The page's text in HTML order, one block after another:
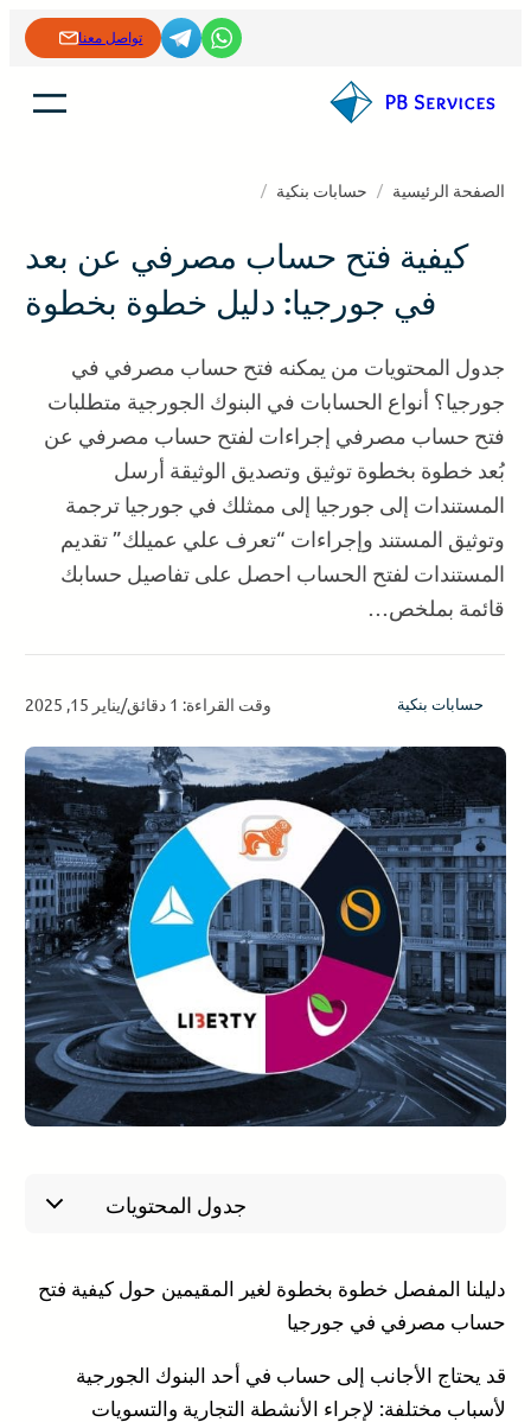
المحتوى
تواصل معنا
الصفحة الرئيسية حسابات بنكية
كيفية فتح حساب مصرفي عن بعد
في جورجيا: دليل خطوة بخطوة
جدول المحتويات من يمكنه فتح حساب مصرفي في
جورجيا؟ أنواع الحسابات في البنوك الجورجية متطلبات
فتح حساب مصرفي إجراءات لفتح حساب مصرفي عن
بُعد خطوة بخطوة توثيق وتصديق الوثيقة أرسل
المستندات إلى جورجيا إلى ممثلك في جورجيا ترجمة
وتوثيق المستند وإجراءات “تعرف علي عميلك” تقديم
المستندات لفتح الحساب احصل على تفاصيل حسابك
قائمة بملخص…
حسابات بنكية وقت القراءة: 1 دقائق / يناير 15, 2025
جدول المحتويات
أنواع الحسابات في البنوك الجورجية
متطلبات فتح حساب مصرفي
إجراءات لفتح حساب مصرفي عن بُعد خطوة بخطوة
توثيق وتصديق الوثيقة
أرسل المستندات إلى جورجيا إلى ممثلك في جورجيا
دليلنا المفصل خطوة بخطوة لغير المقيمين حول كيفية فتح
حساب مصرفي في جورجيا
قد يحتاج الأجانب إلى حساب في أحد البنوك الجورجية
لأسباب مختلفة: لإجراء الأنشطة التجارية والتسويات